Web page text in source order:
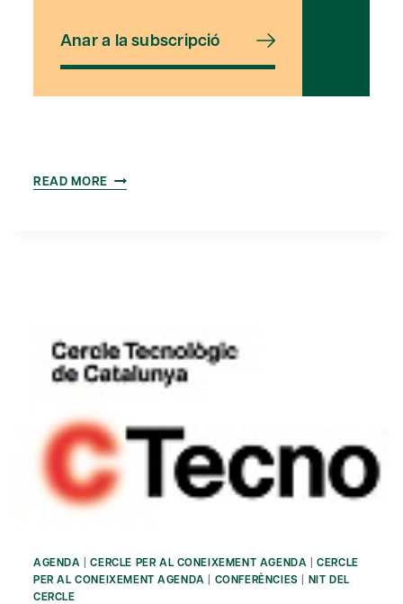
Anar a la subscripció
READ MORE BREAKFAST
AGENDA |CERCLE PER AL CONEIXEMENT AGENDA |CERCLE
PER AL CONEIXEMENT AGENDA | CONFERÈNCIES | NIT DEL
CERCLE